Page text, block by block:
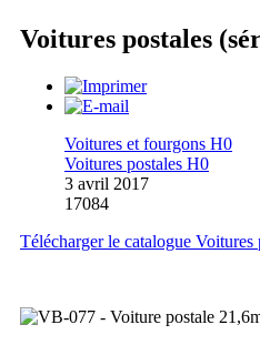
Voitures postales
Voitures et fourgons H0
Voitures postales H0
3 avril 2017
17084
Télécharger le catalogue Voitures